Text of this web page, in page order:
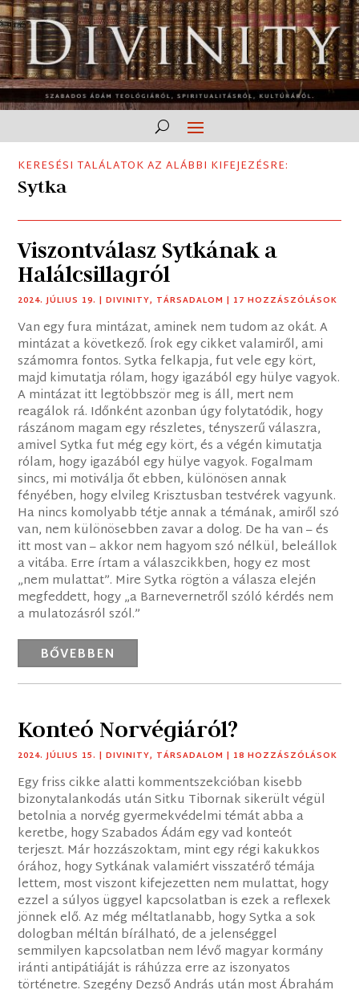
KERESÉSI TALÁLATOK AZ ALÁBBI KIFEJEZÉSRE:
Sytka
Viszontválasz Sytkának a
Halálcsillagról
2024. JÚLIUS 19. |DIVINITY, TÁRSADALOM | 17 HOZZÁSZÓLÁSOK
Van egy fura mintázat, aminek nem tudom az okát. A
mintázat a következő. Írok egy cikket valamiről, ami
számomra fontos. Sytka felkapja, fut vele egy kört,
majd kimutatja rólam, hogy igazából egy hülye vagyok.
A mintázat itt legtöbbször meg is áll, mert nem
reagálok rá. Időnként azonban úgy folytatódik, hogy
rászánom magam egy részletes, tényszerű válaszra,
amivel Sytka fut még egy kört, és a végén kimutatja
rólam, hogy igazából egy hülye vagyok. Fogalmam
sincs, mi motiválja őt ebben, különösen annak
fényében, hogy elvileg Krisztusban testvérek vagyunk.
Ha nincs komolyabb tétje annak a témának, amiről szó
van, nem különösebben zavar a dolog. De ha van – és
itt most van – akkor nem hagyom szó nélkül, beleállok
a vitába. Erre írtam a válaszcikkben, hogy ez most
„nem mulattat”. Mire Sytka rögtön a válasza elején
megfeddett, hogy „a Barnevernetről szóló kérdés nem
a mulatozásról szól.”
BŐVEBBEN
Konteó Norvégiáról?
2024. JÚLIUS 15. |DIVINITY, TÁRSADALOM | 18 HOZZÁSZÓLÁSOK
Egy friss cikke alatti kommentszekcióban kisebb
bizonytalankodás után Sitku Tibornak sikerült végül
betolnia a norvég gyermekvédelmi témát abba a
keretbe, hogy Szabados Ádám egy vad konteót
terjeszt. Már hozzászoktam, mint egy régi kakukkos
órához, hogy Sytkának valamiért visszatérő témája
lettem, most viszont kifejezetten nem mulattat, hogy
ezzel a súlyos üggyel kapcsolatban is ezek a reflexek
jönnek elő. Az még méltatlanabb, hogy Sytka a​ sok
dologban méltán bírálható, de a jelenséggel
semmilyen kapcsolatban nem lévő ​magyar kormány
iránti antipátiáját is ráhúzza erre az iszonyatos